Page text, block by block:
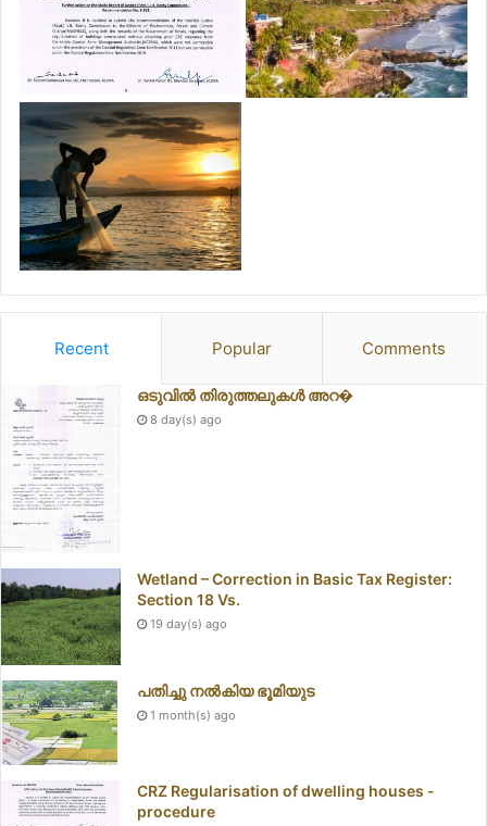
Recent Popular Comments
ഒടുവിൽ തിരുത്തലുകൾ അറ�
8 day(s) ago
Wetland – Correction in Basic Tax Register:
Section 18 Vs.
19 day(s) ago
പതിച്ചു നൽകിയ ഭൂമിയുട
1 month(s) ago
CRZ Regularisation of dwelling houses -
procedure